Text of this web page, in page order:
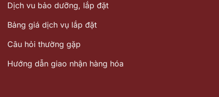
Dịch vu bảo dưỡng, lắp đặt
Bảng giá dịch vụ lắp đặt
Câu hỏi thường gặp
Hướng dẫn giao nhận hàng hóa